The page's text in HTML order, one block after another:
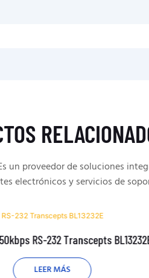
un proveedor de soluciones
electrónicos y servicios de
RS-232 Transcepts
LEER MÁS